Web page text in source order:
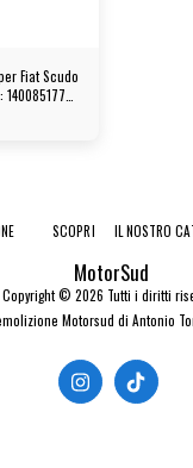
Fiat Scudo
MotorSud
Copyright © 2026 Tutti i diritti
Motorsud di Antonio
SCOPRI IL NOSTRO